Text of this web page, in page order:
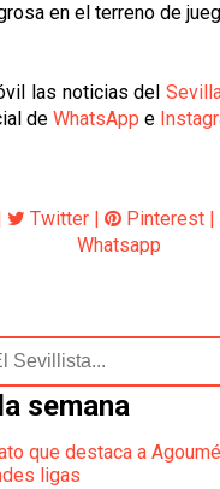
en el terreno de
las noticias del
de WhatsApp e
Twitter Pinterest
Whatsapp
semana
que destaca a
ligas